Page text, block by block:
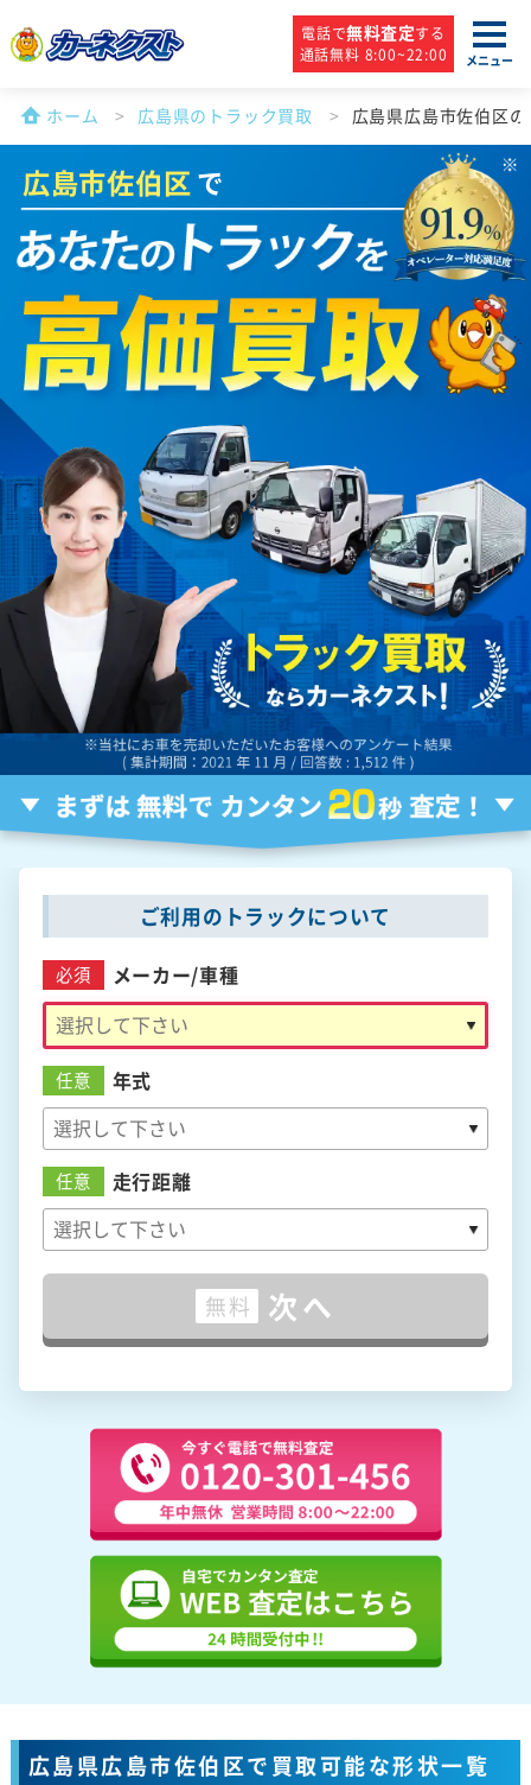
電話で無料査定する
通話無料 8:00~22:00
メニュー
ホーム 広島県のトラック買取 広島県広島市佐伯区
広島市佐伯区で
ご利用のトラックについて
必須 メーカー/車種
任意 年式
任意 走行距離
無料 次へ
広島県広島市佐伯区で買取可能な形状一覧